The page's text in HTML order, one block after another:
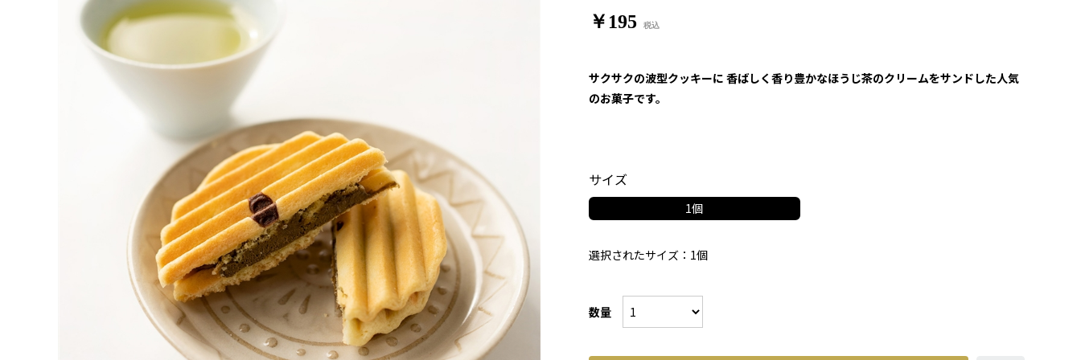
サクサクの波型クッキーに 香ばしく香り豊かなほうじ茶のクリームをサンドした人気
のお菓子です。
￥195
サイズ
1個
選択されたサイズ：1個
数量